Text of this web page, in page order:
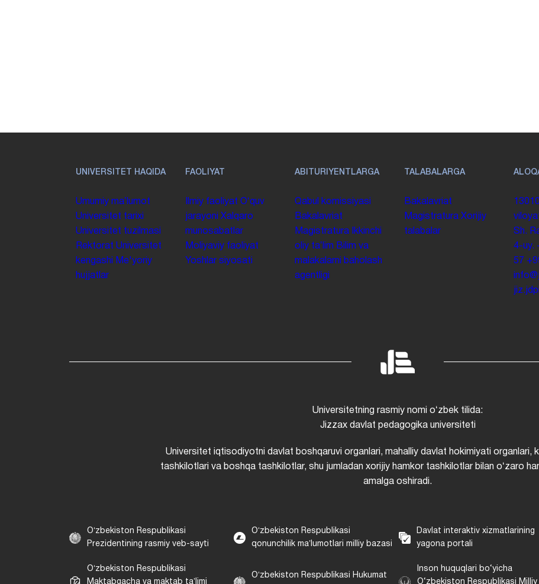
UNIVERSITET HAQIDA
Umumiy maʼlumot
Universitet tarixi
Universitet tuzilmasi
Rektorat Universitet
kengashi
Me'yoriy
hujjatlar
FAOLIYAT
Ilmiy faoliyat Oʻquv
jarayoni Xalqaro
munosabatlar
Moliyaviy faoliyat
Yoshlar siyosati
ABITURIYENTLARGA
Qabul komissiyasi
Bakalavriat
Magistratura
Ikkinchi
oliy taʼlim Bilim va
malakalarni baholash
agentligi
TALABALARGA
Bakalavriat
Magistratura Xorijiy
talabalar
Sh.
4-uy.
57
Universitetning rasmiy nomi oʻzbek tilida:
Jizzax davlat pedagogika universiteti
Universitet iqtisodiyotni davlat boshqaruvi organlari, mahalliy davlat hokimiyati organlari,
tashkilotlari va boshqa tashkilotlar, shu jumladan xorijiy hamkor tashkilotlar bilan oʻzaro
amalga oshiradi.
Oʻzbekiston Respublikasi
Prezidentining rasmiy veb-sayti
Oʻzbekiston Respublikasi
qonunchilik maʼlumotlari milliy bazasi
Davlat interaktiv xizmatlarining
yagona portali
Oʻzbekiston Respublikasi
Maktabgacha va maktab taʼlimi
Oʻzbekiston Respublikasi Hukumat
Inson huquqlari bo‘yicha
O‘zbekiston Respublikasi Milliy